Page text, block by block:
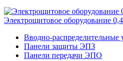
Электрощитовое оборудование
Вводно-распределительные
Панели защиты ЭПЗ
Панели передачи ЭПО